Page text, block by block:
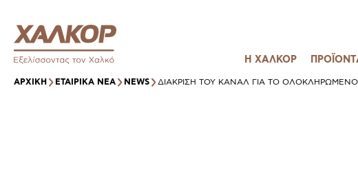
Η ΧΑΛΚΟΡ
ΑΡΧΙΚΉ ΕΤΑΙΡΙΚΑ ΝΕΑ NEWS ΔΙΆΚΡΙΣΗ ΤΟΥ ΚΑΝΑΛ ΓΙΑ ΤΟ ΟΛΟΚΛΗΡΩΜΈΝΟ